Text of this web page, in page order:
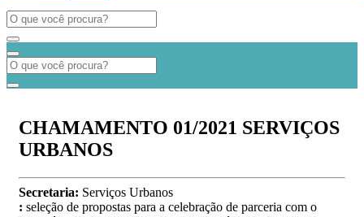
CHAMAMENTO 01/2021 SERVIÇOS
URBANOS
Secretaria: Serviços Urbanos
: seleção de propostas para a celebração de parceria com o